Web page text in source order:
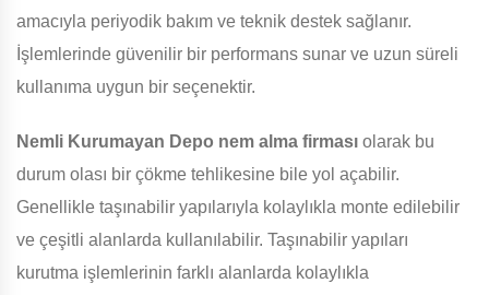
amacıyla periyodik bakım ve teknik destek sağlanır.
İşlemlerinde güvenilir bir performans sunar ve uzun süreli
kullanıma uygun bir seçenektir.
Nemli Kurumayan Depo nem alma firması olarak bu
durum olası bir çökme tehlikesine bile yol açabilir.
Genellikle taşınabilir yapılarıyla kolaylıkla monte edilebilir
ve çeşitli alanlarda kullanılabilir. Taşınabilir yapıları
kurutma işlemlerinin farklı alanlarda kolaylıkla